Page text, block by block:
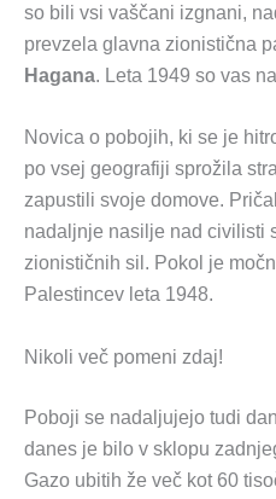
so bili vsi vaščani izgnani,
prevzela glavna zionistična
Hagana. Leta 1949 so vas
Novica o pobojih, ki se je
po vsej geografiji sprožila
zapustili svoje domove.
nadaljnje nasilje nad civilisti
zionističnih sil. Pokol je
Palestincev leta 1948.
Nikoli več pomeni zdaj!
Poboji se nadaljujejo tudi
danes je bilo v sklopu
Gazo ubitih že več kot 60